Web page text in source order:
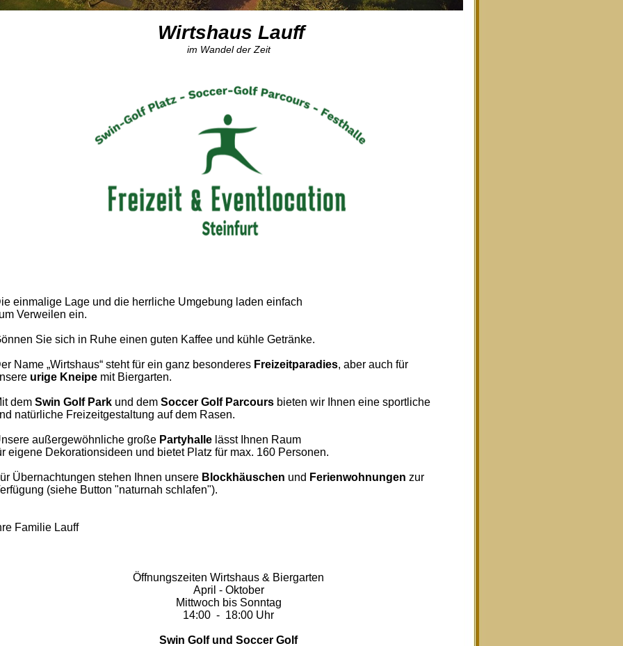
Wirtshaus Lauff
im Wandel der Zeit
einmalige Lage und die herrliche Umgebung laden einfach
Verweilen ein.
Sie sich in Ruhe einen guten Kaffee und kühle Getränke.
Name „Wirtshaus“ steht für ein ganz besonderes Freizeitparadies, aber auch für
urige Kneipe mit Biergarten.
dem Swin Golf Park und dem Soccer Golf Parcours bieten wir Ihnen eine sportliche
natürliche Freizeitgestaltung auf dem Rasen.
außergewöhnliche große Partyhalle lässt Ihnen Raum
eigene Dekorationsideen und bietet Platz für max. 160 Personen.
Übernachtungen stehen Ihnen unsere Blockhäuschen und Ferienwohnungen zur
(siehe Button "naturnah schlafen").
Familie Lauff
Öffnungszeiten Wirtshaus & Biergarten
April - Oktober
Mittwoch bis Sonntag
14:00 - 18:00 Uhr
Swin Golf und Soccer Golf